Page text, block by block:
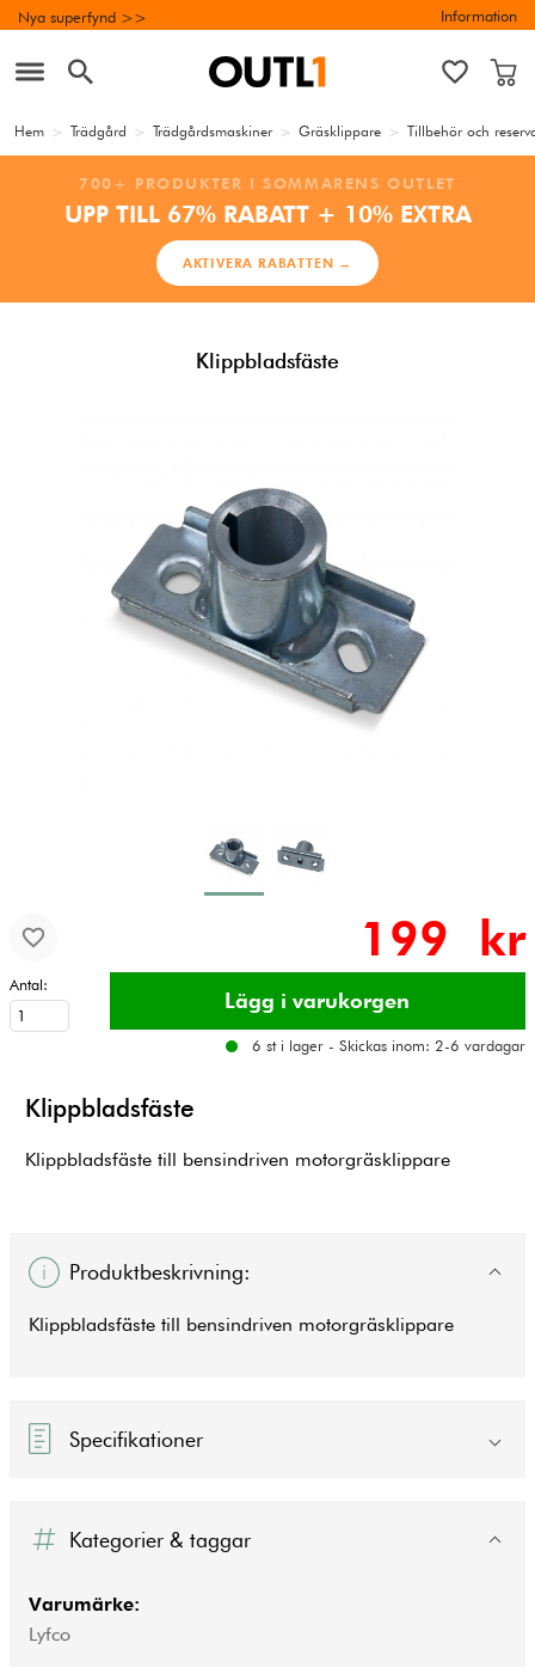
Nya superfynd >> Information
Hem > Trädgård > Trädgårdsmaskiner > Gräsklippare > Tillbehör och
700+ PRODUKTER I SOMMARENS OUTLET
UPP TILL 67% RABATT + 10% EXTRA
AKTIVERA RABATTEN →
Klippbladsfäste
199 kr
Antal:
6 st i lager - Skickas inom: 2-6 vardagar
Klippbladsfäste
Klippbladsfäste till bensindriven motorgräsklippare
Produktbeskrivning:
Klippbladsfäste till bensindriven motorgräsklippare
Specifikationer
Kategorier & taggar
Varumärke:
Lyfco